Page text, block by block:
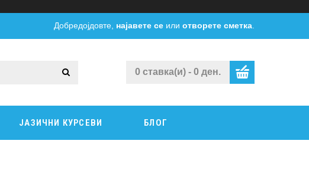
Добредојдовте, најавете се или отворете сметка
0 ставка(и) - 0 ден.
ЈАЗИЧНИ КУРСЕВИ БЛОГ